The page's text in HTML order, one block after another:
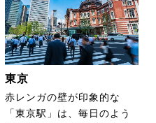
東京
赤レンガの壁が印象的な
「東京駅」は、毎日のよう